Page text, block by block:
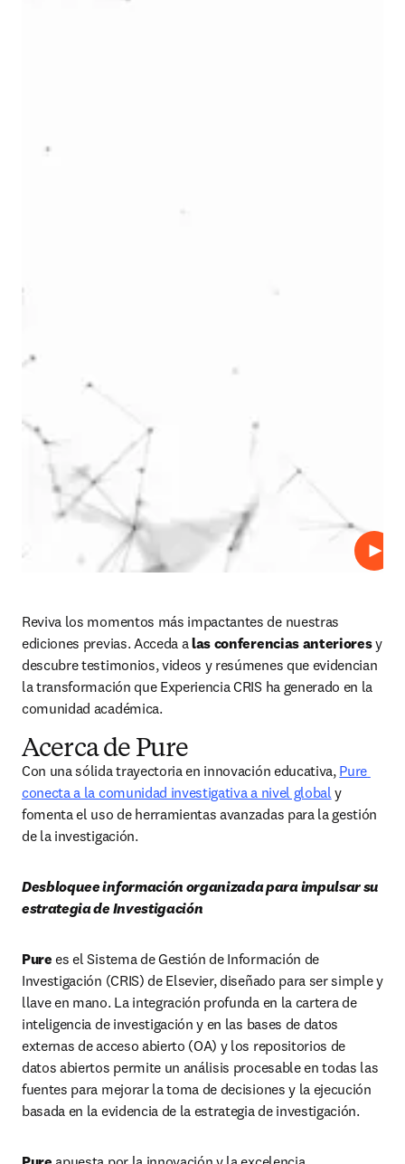
Play
Reviva los momentos más impactantes de nuestras
ediciones previas. Acceda a las conferencias anteriores y
descubre testimonios, videos y resúmenes que evidencian
la transformación que Experiencia CRIS ha generado en la
comunidad académica.
Acerca de Pure
Con una sólida trayectoria en innovación educativa, Pure
conecta a la comunidad investigativa a nivel global y
fomenta el uso de herramientas avanzadas para la gestión
de la investigación.
Desbloquee información organizada para impulsar su
estrategia de Investigación
Pure es el Sistema de Gestión de Información de
Investigación (CRIS) de Elsevier, diseñado para ser simple y
llave en mano. La integración profunda en la cartera de
inteligencia de investigación y en las bases de datos
externas de acceso abierto (OA) y los repositorios de
datos abiertos permite un análisis procesable en todas las
fuentes para mejorar la toma de decisiones y la ejecución
basada en la evidencia de la estrategia de investigación.